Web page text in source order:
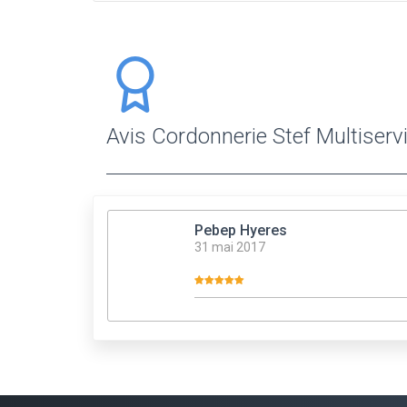
Avis Cordonnerie Stef
Pebep Hyeres
31 mai 2017